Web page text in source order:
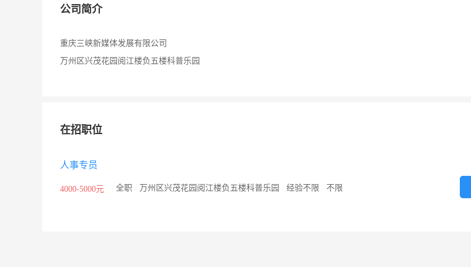
公司简介
重庆三峡新媒体发展有限公司
万州区兴茂花园阅江楼负五楼科普乐园
在招职位
人事专员
4000-5000元 全职 万州区兴茂花园阅江楼负五楼科普乐园 经验不限 不限